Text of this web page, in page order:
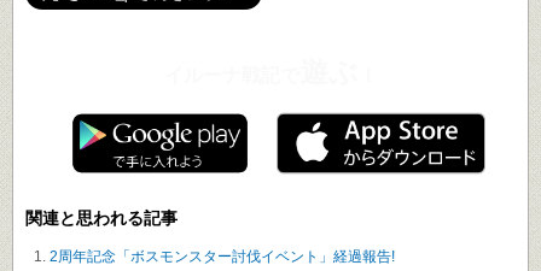
関連と思われる記事
2周年記念「ボスモンスター討伐イベント」経過報告!